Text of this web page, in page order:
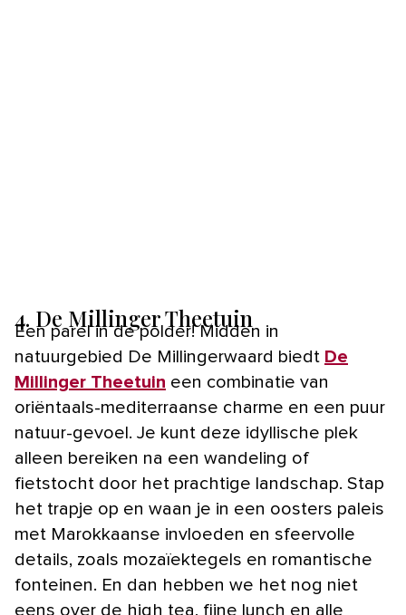
4. De Millinger Theetuin
Een parel in de polder! Midden in
natuurgebied De Millingerwaard biedt De
Millinger Theetuin een combinatie van
oriëntaals-mediterraanse charme en een puur
natuur-gevoel. Je kunt deze idyllische plek
alleen bereiken na een wandeling of
fietstocht door het prachtige landschap. Stap
het trapje op en waan je in een oosters paleis
met Marokkaanse invloeden en sfeervolle
details, zoals mozaïektegels en romantische
fonteinen. En dan hebben we het nog niet
eens over de high tea, fijne lunch en alle